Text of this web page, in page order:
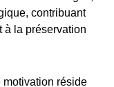
contribuant
à la préservation
réside